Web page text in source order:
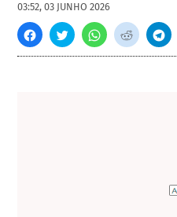
03:52, 03 JUNHO 2026